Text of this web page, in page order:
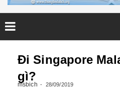
Đi Singapore
gì?
msbich 28/09/2019